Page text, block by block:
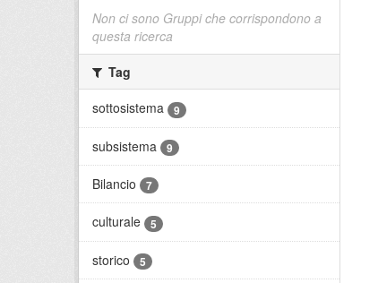
Non ci sono Gruppi che corrispondono a
questa ricerca
Tag
sottosistema
9
subsistema 9
Bilancio 7
culturale 5
storico 5